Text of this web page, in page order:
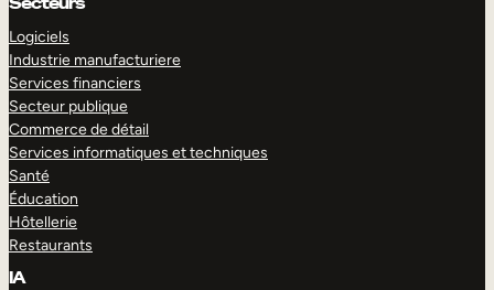
Logiciels
Industrie manufacturiere
Services financiers
Secteur publique
Commerce de détail
Services informatiques et techniques
Santé
Éducation
Hôtellerie
Restaurants
IA